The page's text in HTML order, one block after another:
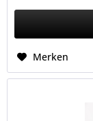
Merken